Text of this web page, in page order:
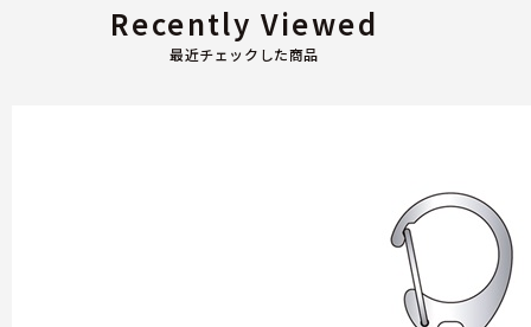
最近チェックした商品
Recently Viewed